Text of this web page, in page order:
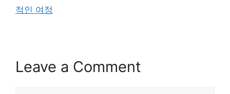
적인 여정
Leave a Comment